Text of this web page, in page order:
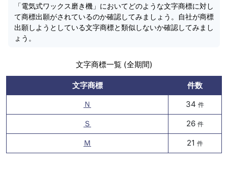
「電気式ワックス磨き機」においてどのような文字商標に対し
て商標出願がされているのか確認してみましょう。自社が商標
出願しようとしている文字商標と類似しないか確認してみまし
ょう。
文字商標一覧 (全期間)
文字商標
件数
Ｎ
34 件
Ｓ 26 件
Ｍ 21 件